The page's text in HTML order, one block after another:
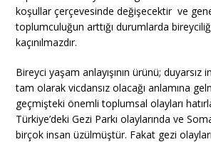
koşullar çerçevesinde değişecektir ve
toplumculuğun arttığı durumlarda
kaçınılmazdır.
Bireyci yaşam anlayışının ürünü; duyarsız
tam olarak vicdansız olacağı anlamına
geçmişteki önemli toplumsal olayları
Türkiye’deki Gezi Parkı olaylarında ve
birçok insan üzülmüştür. Fakat gezi